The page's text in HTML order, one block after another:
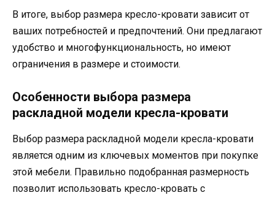
В итоге, выбор размера кресло-кровати зависит от
ваших потребностей и предпочтений. Они предлагают
удобство и многофункциональность, но имеют
ограничения в размере и стоимости.
Особенности выбора размера
раскладной модели кресла-кровати
Выбор размера раскладной модели кресла-кровати
является одним из ключевых моментов при покупке
этой мебели. Правильно подобранная размерность
позволит использовать кресло-кровать с